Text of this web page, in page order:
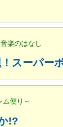
楽のはなし
スーパー
便り～
!?